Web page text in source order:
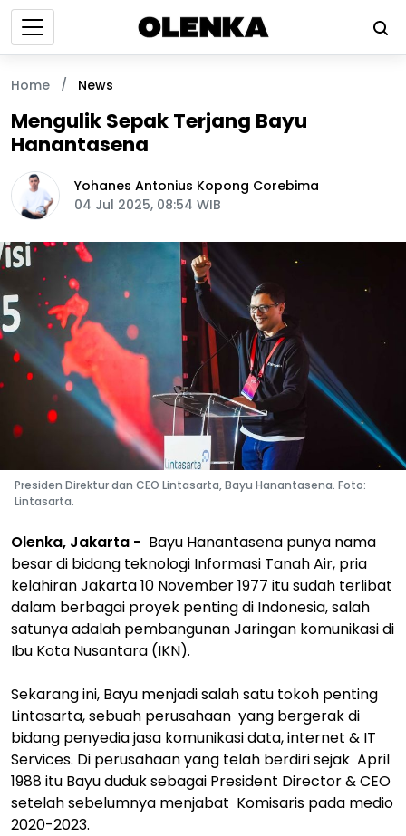
Home / News
Mengulik Sepak Terjang Bayu
Hanantasena
Yohanes Antonius Kopong Corebima
04 Jul 2025, 08:54 WIB
Presiden Direktur dan CEO Lintasarta, Bayu Hanantasena. Foto:
Lintasarta.
Olenka, Jakarta - Bayu Hanantasena punya nama
besar di bidang teknologi Informasi Tanah Air, pria
kelahiran Jakarta 10 November 1977 itu sudah terlibat
dalam berbagai proyek penting di Indonesia, salah
satunya adalah pembangunan Jaringan komunikasi di
Ibu Kota Nusantara (IKN).
Sekarang ini, Bayu menjadi salah satu tokoh penting
Lintasarta, sebuah perusahaan yang bergerak di
bidang penyedia jasa komunikasi data, internet & IT
Services. Di perusahaan yang telah berdiri sejak April
1988 itu Bayu duduk sebagai President Director & CEO
setelah sebelumnya menjabat Komisaris pada medio
2020-2023.